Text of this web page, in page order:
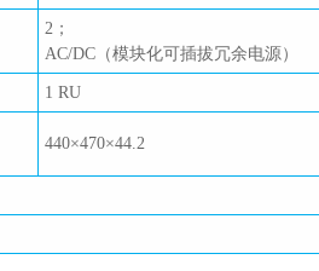
2；
AC/DC（模块化可插拔冗余电源）
1 RU
440×470×44.2